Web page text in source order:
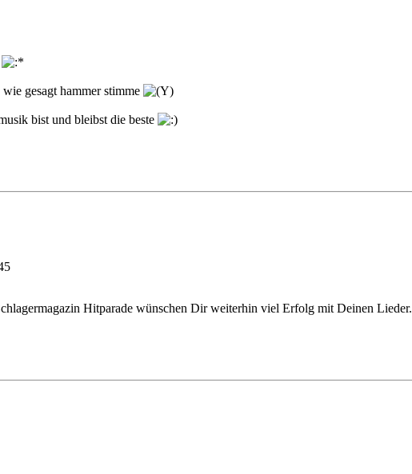
gesagt hammer stimme
bist und bleibst die beste
Hitparade wünschen Dir weiterhin viel Erfolg mit Deinen Lieder.